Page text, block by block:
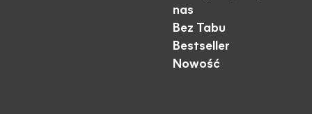
nas
Bez Tabu
Bestseller
Nowość